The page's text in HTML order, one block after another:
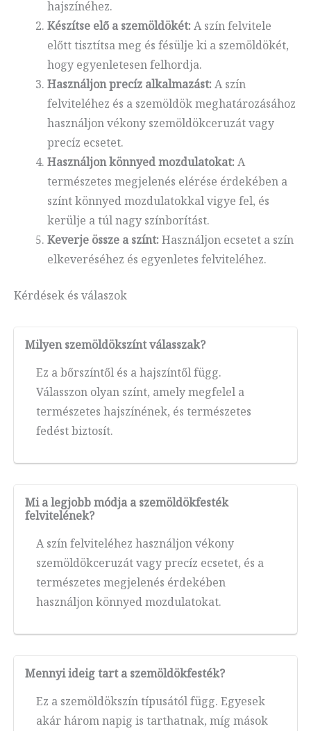
hajszínéhez.
Készítse elő a szemöldökét: A szín felvitele
előtt tisztítsa meg és fésülje ki a szemöldökét,
hogy egyenletesen felhordja.
Használjon precíz alkalmazást: A szín
felviteléhez és a szemöldök meghatározásához
használjon vékony szemöldökceruzát vagy
precíz ecsetet.
Használjon könnyed mozdulatokat: A
természetes megjelenés elérése érdekében a
színt könnyed mozdulatokkal vigye fel, és
kerülje a túl nagy színborítást.
Keverje össze a színt: Használjon ecsetet a szín
elkeveréséhez és egyenletes felviteléhez.
Kérdések és válaszok
Milyen szemöldökszínt válasszak?
Ez a bőrszíntől és a hajszíntől függ.
Válasszon olyan színt, amely megfelel a
természetes hajszínének, és természetes
fedést biztosít.
Mi a legjobb módja a szemöldökfesték
felvitelének?
A szín felviteléhez használjon vékony
szemöldökceruzát vagy precíz ecsetet, és a
természetes megjelenés érdekében
használjon könnyed mozdulatokat.
Mennyi ideig tart a szemöldökfesték?
Ez a szemöldökszín típusától függ. Egyesek
akár három napig is tarthatnak, míg mások